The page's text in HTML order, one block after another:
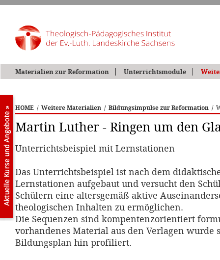
Materialien zur Reformation Unterrichtsmodule
HOME / Weitere Materialien / Bildungsimpulse zur Reformation /
Martin Luther - Ringen um den
Unterrichtsbeispiel mit Lernstationen
Das Unterrichtsbeispiel ist nach dem
Lernstationen aufgebaut und versucht den
Schülern eine altersgemäß aktive
theologischen Inhalten zu ermöglichen.
Die Sequenzen sind kompentenzorientiert
vorhandenes Material aus den Verlagen wurde
Bildungsplan hin profiliert.